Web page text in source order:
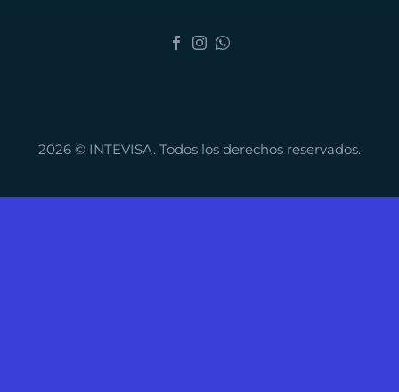
2026 © INTEVISA. Todos los derechos reservados.